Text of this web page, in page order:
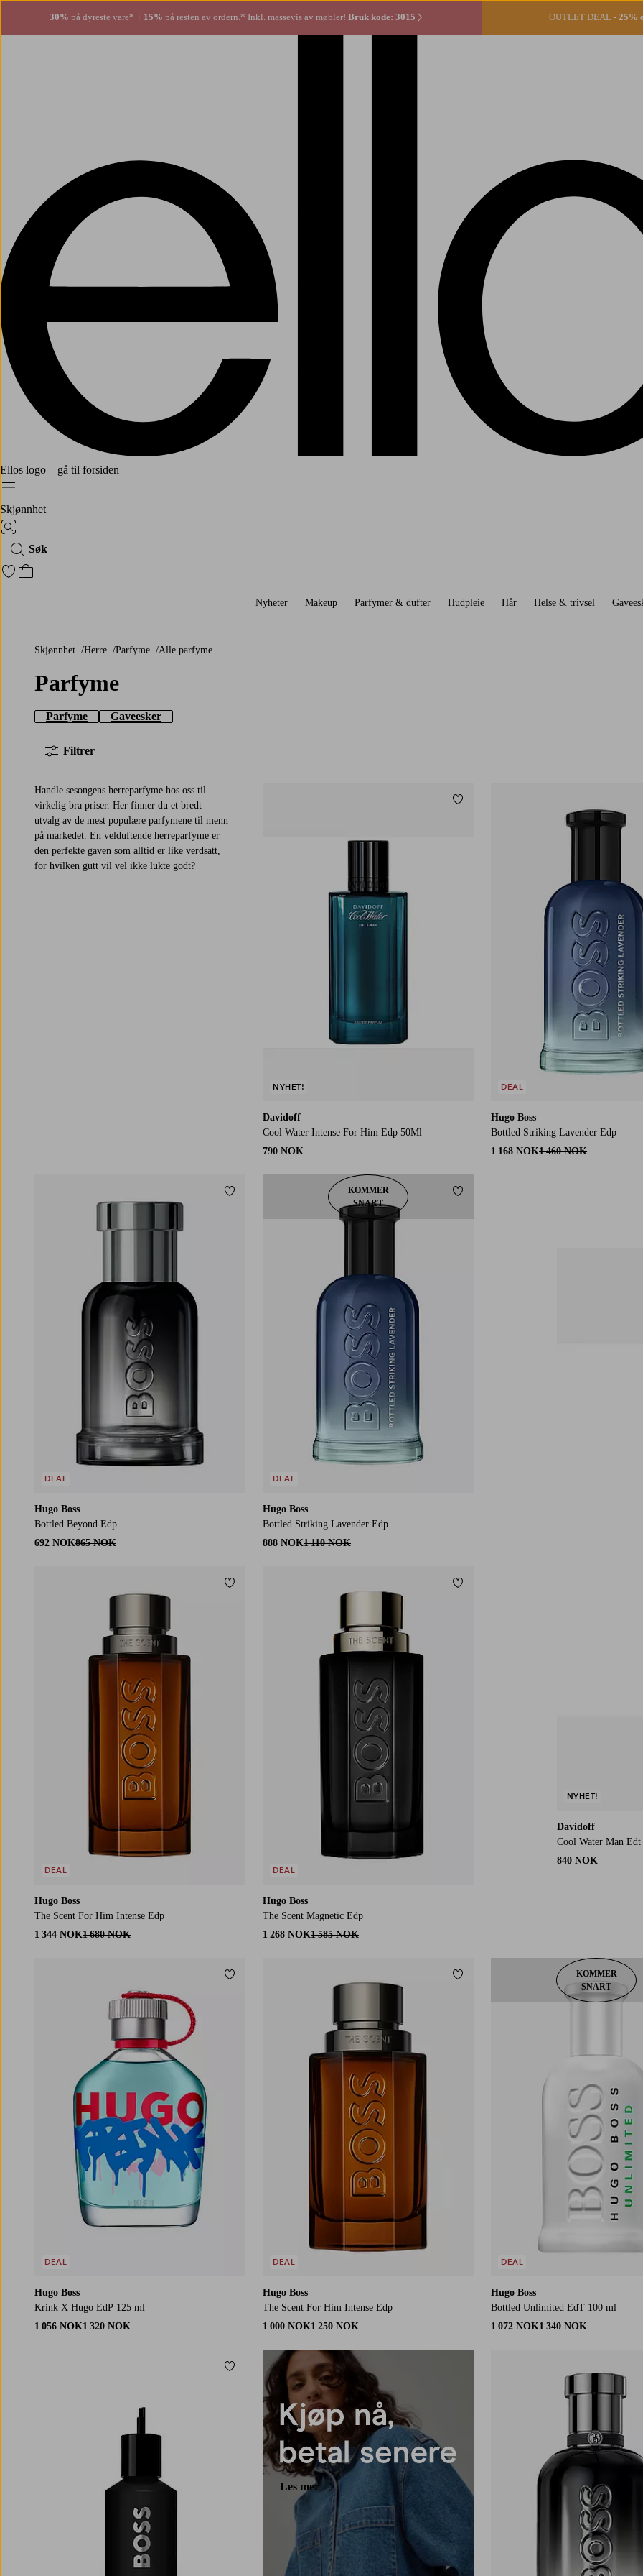
30% på dyreste vare* + 15% på resten av ordern.* Inkl. massevis av møbler! Bruk kode: 3015 OUTLET DEAL - 25%
Ellos logo – gå til forsiden
Meny
Skjønnhet
Bildesøk
Søk
Gå til favorittmerkede produkter
Gå til handlekurven
Nyheter Makeup Parfymer & dufter Hudpleie Hår Helse & trivsel
Skjønnhet Herre Parfyme Alle parfyme
Parfyme
Parfyme Gaveesker
Filtrer
Handle sesongens herreparfyme hos oss til
virkelig bra priser. Her finner du et bredt
utvalg av de mest populære parfymene til menn
på markedet. En velduftende herreparfyme er
den perfekte gaven som alltid er like verdsatt,
for hvilken gutt vil vel ikke lukte godt?
Davidoff
Cool Water Man
840 NOK
NYHET!
Davidoff
Cool Water Intense For Him Edp 50Ml
790 NOK
NYHET!
Legg til favoritter
Hugo Boss
Bottled Striking Lavender Edp
1 168 NOK1 460 NOK
DEAL
Hugo Boss
Bottled Beyond Edp
692 NOK865 NOK
DEAL
Legg til favoritter
Hugo Boss
Bottled Striking Lavender Edp
888 NOK1 110 NOK
KOMMER
SNART
DEAL
Legg til favoritter
Hugo Boss
The Scent For Him Intense Edp
1 344 NOK1 680 NOK
DEAL
Legg til favoritter
Hugo Boss
The Scent Magnetic Edp
1 268 NOK1 585 NOK
DEAL
Legg til favoritter
Hugo Boss
Krink X Hugo EdP 125 ml
1 056 NOK1 320 NOK
DEAL
Legg til favoritter
Hugo Boss
The Scent For Him Intense Edp
1 000 NOK1 250 NOK
DEAL
Legg til favoritter
Hugo Boss
Bottled Unlimited EdT 100 ml
1 072 NOK1 340 NOK
KOMMER
SNART
DEAL
Legg til favoritter
Les mer